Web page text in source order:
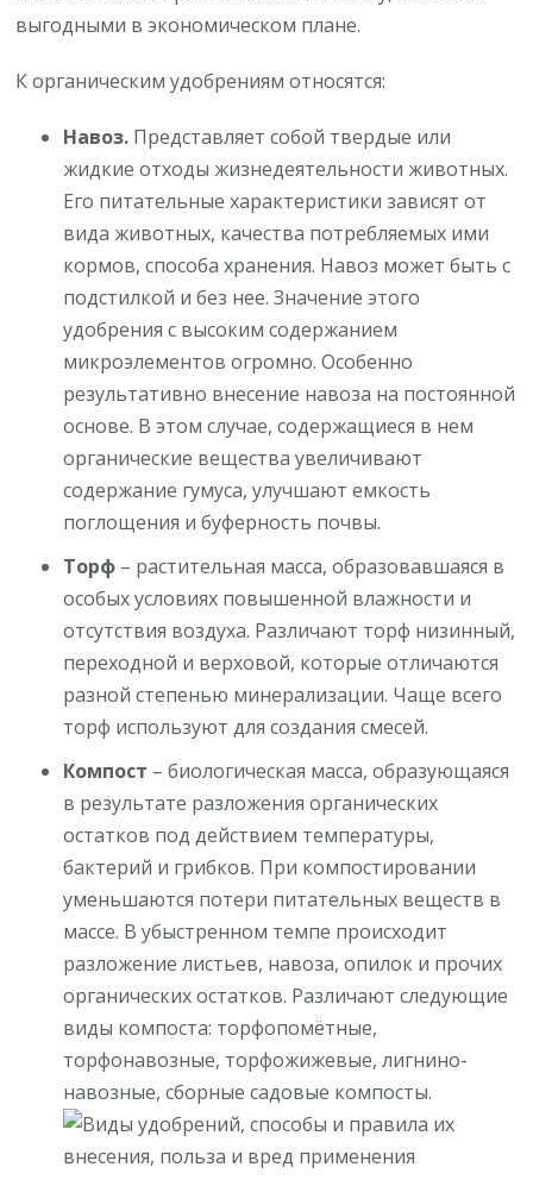
выгодными в экономическом плане.
К органическим удобрениям относятся:
Навоз. Представляет собой твердые или
жидкие отходы жизнедеятельности животных.
Его питательные характеристики зависят от
вида животных, качества потребляемых ими
кормов, способа хранения. Навоз может быть с
подстилкой и без нее. Значение этого
удобрения с высоким содержанием
микроэлементов огромно. Особенно
результативно внесение навоза на постоянной
основе. В этом случае, содержащиеся в нем
органические вещества увеличивают
содержание гумуса, улучшают емкость
поглощения и буферность почвы.
Торф – растительная масса, образовавшаяся в
особых условиях повышенной влажности и
отсутствия воздуха. Различают торф низинный,
переходной и верховой, которые отличаются
разной степенью минерализации. Чаще всего
торф используют для создания смесей.
Компост – биологическая масса, образующаяся
в результате разложения органических
остатков под действием температуры,
бактерий и грибков. При компостировании
уменьшаются потери питательных веществ в
массе. В убыстренном темпе происходит
разложение листьев, навоза, опилок и прочих
органических остатков. Различают следующие
виды компоста: торфопомётные,
торфонавозные, торфожижевые, лигнино-
навозные, сборные садовые компосты.